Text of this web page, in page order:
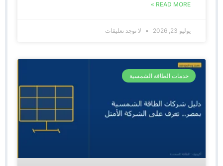
READ MORE »
يوليو 23, 2026 لا توجد تعليقات
خدمات الطاقة الشمسية